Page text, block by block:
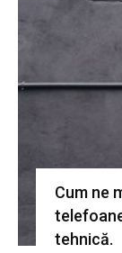
Cum ne
tehnică.